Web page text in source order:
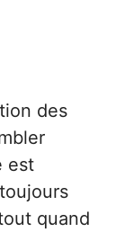
des
est
quand